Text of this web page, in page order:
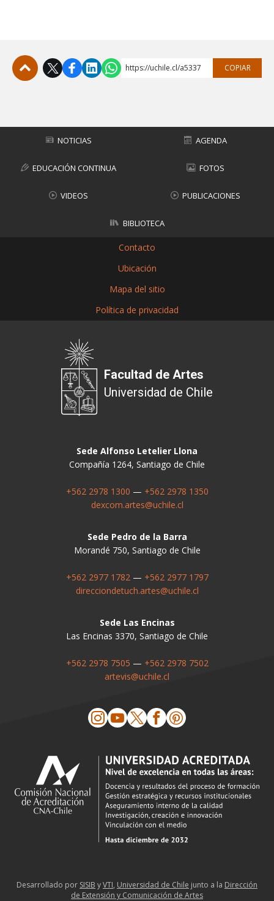
https://uchile.cl/a5337 COPIAR
NOTICIAS AGENDA
EDUCACIÓN CONTINUA FOTOS
VIDEOS PUBLICACIONES
BIBLIOTECA
Contacto
Ubicación
Mapa del sitio
Política de privacidad
Facultad de Artes
Universidad de Chile
Sede Alfonso Letelier Llona
Compañía 1264, Santiago de Chile
+562 2978 1300 — +562 2978 1350
dexcom.artes@uchile.cl
Sede Pedro de la Barra
Morandé 750, Santiago de Chile
+562 2977 1782— +562 2977 1797
direcciondetuch.artes@uchile.cl
Sede Las Encinas
Las Encinas 3370, Santiago de Chile
+562 2978 7505 — +562 2978 7502
artevis@uchile.cl
Desarrollado por SISIB yVTI, Universidad de Chile junto a la Dirección
de Extensión y Comunicación de Artes